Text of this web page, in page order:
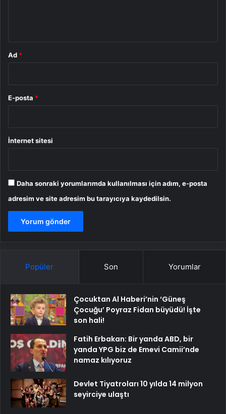
Ad *
E-posta *
İnternet sitesi
Daha sonraki yorumlarımda kullanılması için adım, e-posta
adresim ve site adresim bu tarayıcıya kaydedilsin.
Popüler Son Yorumlar
Çocuktan Al Haberi’nin ‘Güneş
Çocuğu’ Poyraz Fidan büyüdü! İşte
son hali!
Fatih Erbakan: Bir yanda ABD, bir
yanda YPG biz de Emevi Camii’nde
namaz kılıyoruz
Devlet Tiyatroları 10 yılda 14 milyon
seyirciye ulaştı